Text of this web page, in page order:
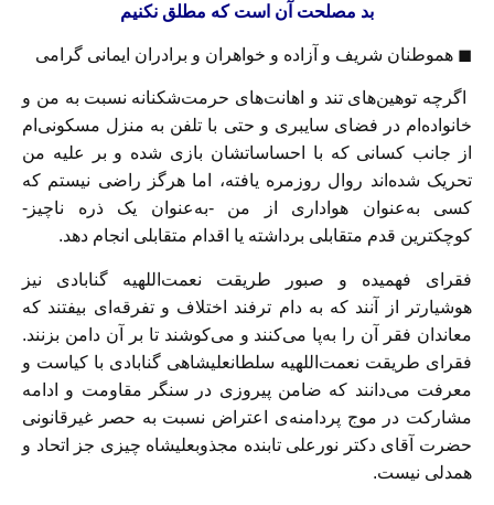
بد مصلحت آن است که مطلق نکنیم
◼ هموطنان شریف و آزاده و خواهران و برادران ایمانی گرامی
اگرچه توهین‌های تند و اهانت‌های حرمت‌شکنانه نسبت به من و
خانواده‌ام در فضای سایبری و حتی با تلفن به منزل مسکونی‌ام
از جانب کسانی که با احساساتشان بازی شده و بر علیه من
تحریک شده‌اند روال روزمره یافته، اما هرگز راضی نیستم که
کسی به‌عنوان هواداری از من -به‌عنوان یک ذره ناچیز-
کوچکترین قدم متقابلی برداشته یا اقدام متقابلی انجام دهد.
فقرای فهمیده و صبور طریقت نعمت‌اللهیه گنابادی نیز
هوشیارتر از آنند که به دام ترفند اختلاف و تفرقه‌ای بیفتند که
معاندان فقر آن را به‌پا می‌کنند و می‌کوشند تا بر آن دامن بزنند.
فقرای طریقت نعمت‌اللهیه سلطانعلیشاهی گنابادی با کیاست و
معرفت می‌دانند که ضامن پیروزی در سنگر مقاومت و ادامه
مشارکت در موج پردامنه‌ی اعتراض نسبت به حصر غیرقانونی
حضرت آقای دکتر نورعلی تابنده مجذوبعلیشاه چیزی جز اتحاد و
همدلی نیست.